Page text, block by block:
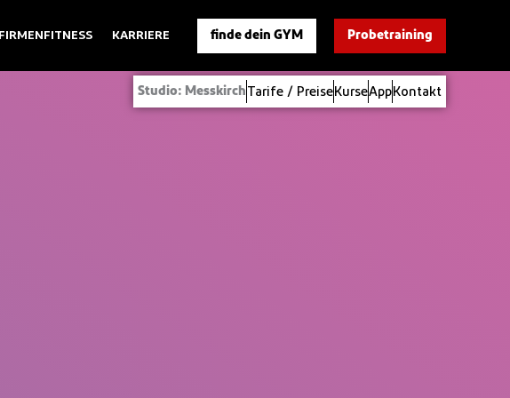
FIRMENFITNESS KARRIERE finde dein GYM Probetraining
Studio: Messkirch Tarife / Preise KurseApp Kontakt